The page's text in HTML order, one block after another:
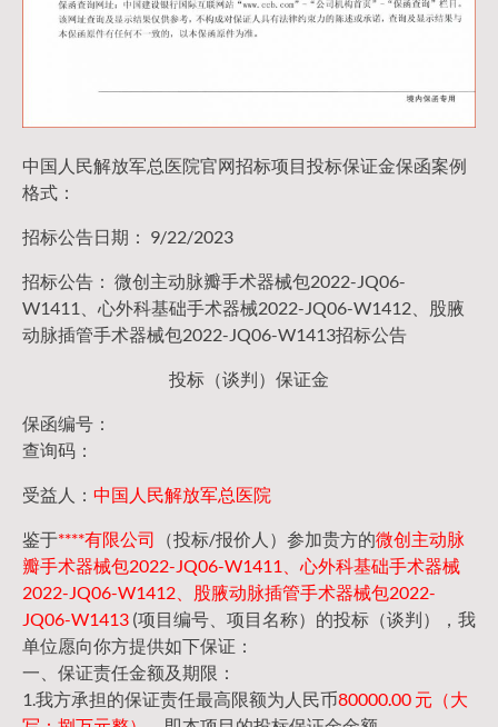
中国人民解放军总医院官网招标项目投标保证金保函案例
格式：
招标公告日期： 9/22/2023
招标公告： 微创主动脉瓣手术器械包2022-JQ06-
W1411、心外科基础手术器械2022-JQ06-W1412、股腋
动脉插管手术器械包2022-JQ06-W1413招标公告
投标（谈判）保证金
保函编号：
查询码：
受益人： 中国人民解放军总医院
鉴于****有限公司 （投标/报价人）参加贵方的微创主动脉
瓣手术器械包2022-JQ06-W1411、心外科基础手术器械
2022-JQ06-W1412、股腋动脉插管手术器械包2022-
JQ06-W1413 (项目编号、项目名称）的投标（谈判），我
单位愿向你方提供如下保证：
一、保证责任金额及期限：
1.我方承担的保证责任最高限额为人民币80000.00 元（大